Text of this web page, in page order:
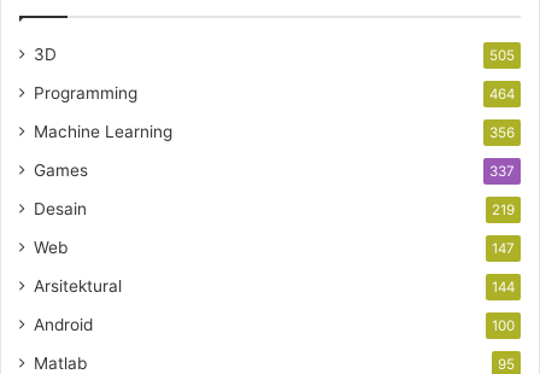
3D 505
Programming 464
Machine Learning 356
Games 337
Desain 219
Web 147
Arsitektural 144
Android 100
Matlab 95